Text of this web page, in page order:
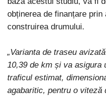
obținerea de finanțare
construirea drumului.
„Varianta de traseu
10,39 de km și va asigura
traficul estimat,
agabaritic, pentru o viteză